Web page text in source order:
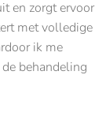
en zorgt ervoor
met volledige
ik me
behandeling